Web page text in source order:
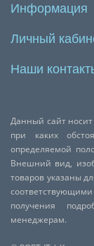
Информация
Личный
Наши
Данный сайт
при каких
определяемой
Внешний вид,
товаров указаны
получения
менеджерам.